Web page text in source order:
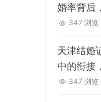
婚率背后
性？347 浏览
天津结婚
中的衔接
与关系的“
347 浏览